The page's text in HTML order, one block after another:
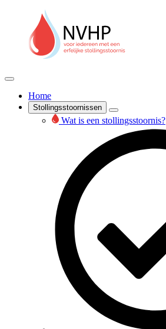
Home
Stollingsstoornissen
Wat is een stollingsstoornis?